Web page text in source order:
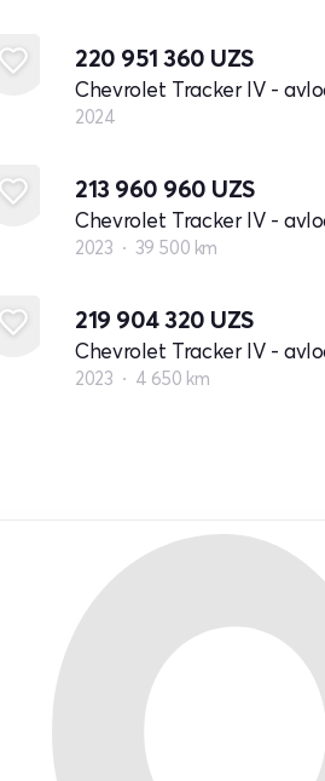
220 951 360 UZS
Chevrolet Tracker IV -
2024
213 960 960 UZS
Chevrolet Tracker IV -
2023 39 500 km
219 904 320 UZS
Chevrolet Tracker IV -
2023 4 650 km